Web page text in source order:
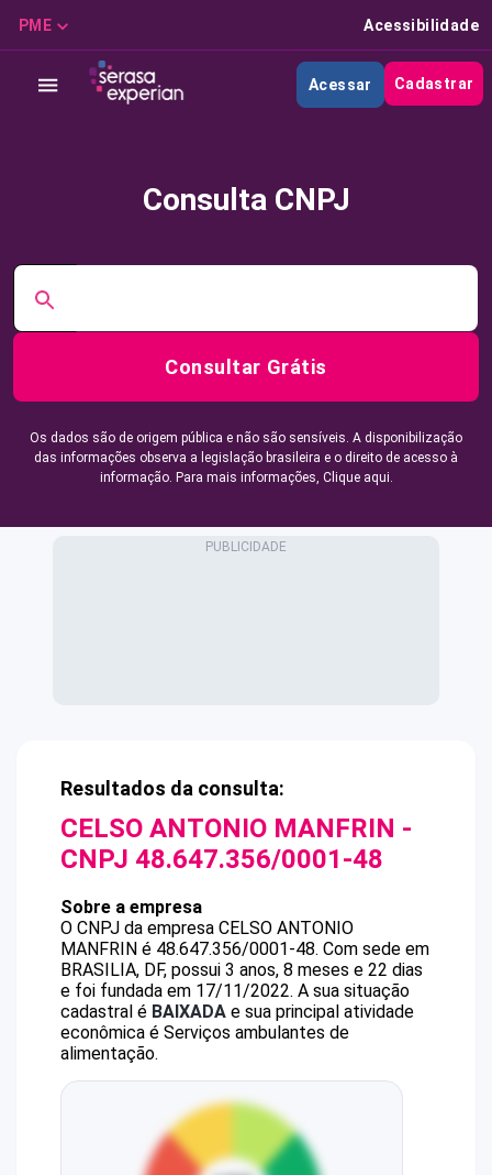
PME Acessibilidade
Acessar Cadastrar
Consulta CNPJ
Consultar Grátis
Os dados são de origem pública e não são sensíveis. A disponibilização
das informações observa a legislação brasileira e o direito de acesso à
informação. Para mais informações, Clique aqui.
Resultados da consulta:
CELSO ANTONIO MANFRIN -
CNPJ 48.647.356/0001-48
Sobre a empresa
O CNPJ da empresa CELSO ANTONIO
MANFRIN é 48.647.356/0001-48. Com sede em
BRASILIA, DF, possui 3 anos, 8 meses e 22 dias
e foi fundada em 17/11/2022. A sua situação
cadastral é BAIXADA e sua principal atividade
econômica é Serviços ambulantes de
alimentação.